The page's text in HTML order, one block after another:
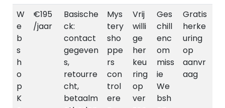
W
e
b
s
h
o
p
K
€195
/jaar
Basische
ck:
contact
gegeven
s,
retourre
cht,
betaalm
Mys
tery
sho
ppe
rs
con
trol
ere
Vrij
willi
ge
her
keu
ring
op
ver
Ges
chill
enc
om
miss
ie
We
bsh
Gratis
herke
uring
op
aanvr
aag